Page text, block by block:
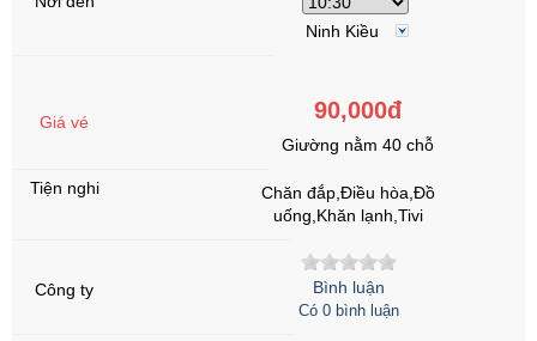
Ninh Kiều
90,000đ
Giường nằm 40 chỗ
Chăn đắp,Điều hòa,Đồ
uống,Khăn lạnh,Tivi
Bình luận
Có 0 bình luận